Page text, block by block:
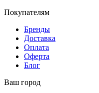
Покупателям
Бренды
Доставка
Оплата
Оферта
Блог
Ваш город